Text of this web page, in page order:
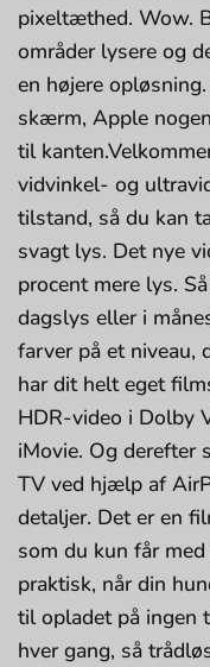
pixeltæthed. Wow.
områder lysere og
en højere
skærm, Apple
til
vidvinkel- og
tilstand, så du kan
svagt lys. Det nye
procent mere lys.
dagslys eller i
farver på et niveau,
har dit helt eget
HDR-video i Dolby
iMovie. Og derefter
TV ved hjælp af
detaljer. Det er en
som du kun får
praktisk, når din
til opladet på ingen
hver gang, så